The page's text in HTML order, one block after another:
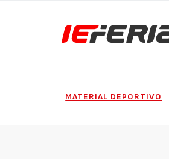
MATERIAL DEPORTIVO